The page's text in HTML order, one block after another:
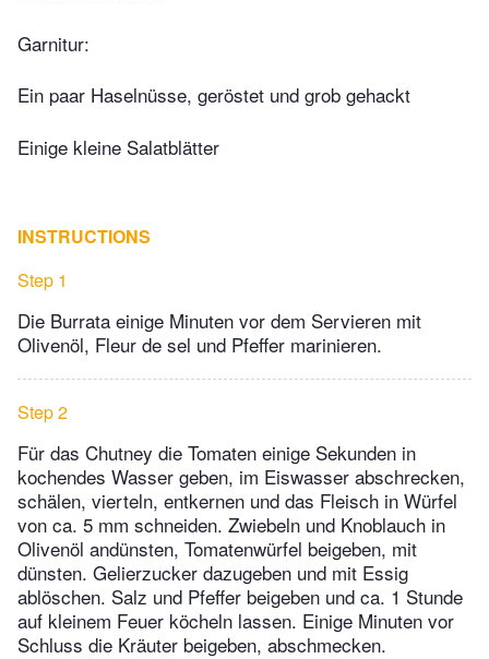
Garnitur:
Ein paar Haselnüsse, geröstet und grob gehackt
Einige kleine Salatblätter
INSTRUCTIONS
Step 1
Die Burrata einige Minuten vor dem Servieren mit
Olivenöl, Fleur de sel und Pfeffer marinieren.
Step 2
Für das Chutney die Tomaten einige Sekunden in
kochendes Wasser geben, im Eiswasser abschrecken,
schälen, vierteln, entkernen und das Fleisch in Würfel
von ca. 5 mm schneiden. Zwiebeln und Knoblauch in
Olivenöl andünsten, Tomatenwürfel beigeben, mit
dünsten. Gelierzucker dazugeben und mit Essig
ablöschen. Salz und Pfeffer beigeben und ca. 1 Stunde
auf kleinem Feuer köcheln lassen. Einige Minuten vor
Schluss die Kräuter beigeben, abschmecken.